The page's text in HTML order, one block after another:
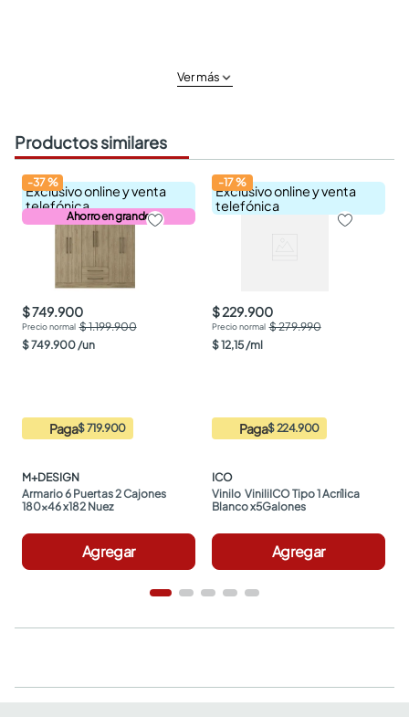
Ver más
Productos similares
Exclusivo online y venta
telefónica
Ahorro en grande
-37%
$ 749.900
$ 1.199.900
$749.900 /un
Paga$ 719.900
M+DESIGN
Armario 6 Puertas 2 Cajones
180x46 x182 Nuez
Agregar
Exclusivo online y venta
telefónica
-17%
$ 229.900
$ 279.990
$12,15 /ml
Paga$ 224.900
ICO
Vinilo  ViniliICO Tipo 1 Acrílica
Blanco x5Galones
Agregar